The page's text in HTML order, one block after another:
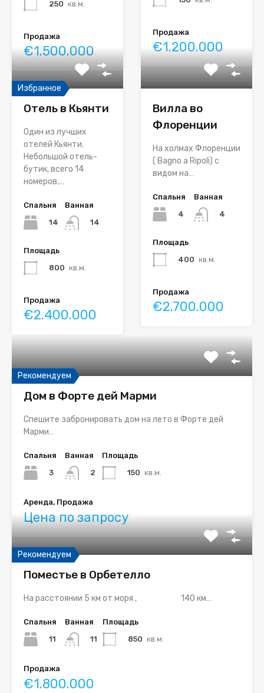
250 кв.м.
Продажа
€1.500.000
Продажа
€1.200.000
Избранное
Отель в Кьянти
Один из лучших
отелей Кьянти.
Небольшой отель-
бутик, всего 14
номеров,…
Спальня
14
Ванная
14
Площадь
800 кв.м.
Продажа
€2.400.000
Вилла во
Флоренции
На холмах Флоренции
( Bagno a Ripoli) с
видом на…
Спальня
4
Ванная
4
Площадь
400 кв.м.
Продажа
€2.700.000
Рекомендуем
Дом в Форте дей Марми
Спешите забронировать дом на лето в Форте дей
Марми…
Спальня
3
Ванная
2
Площадь
150 кв.м.
Аренда, Продажа
Цена по запросу
Рекомендуем
Поместье в Орбетелло
На расстоянии 5 км от моря , 140 км…
Спальня
11
Ванная
11
Площадь
850 кв.м.
Продажа
€1.800.000